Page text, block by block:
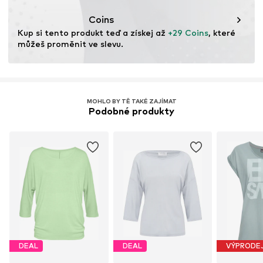
Coins
Kup si tento produkt teď a získej až +29 Coins, které
můžeš proměnit ve slevu.
MOHLO BY TĚ TAKÉ ZAJÍMAT
Podobné produkty
DEAL DEAL